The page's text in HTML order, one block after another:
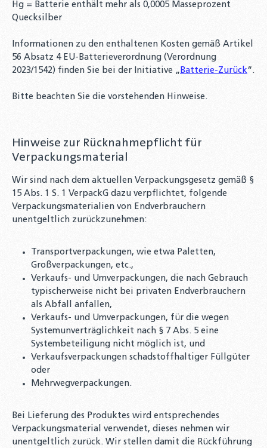
Hg = Batterie enthält mehr als 0,0005 Masseprozent
Quecksilber
Informationen zu den enthaltenen Kosten gemäß Artikel
56 Absatz 4 EU-Batterieverordnung (Verordnung
2023/1542) finden Sie bei der Initiative „Batterie-Zurück“.
Bitte beachten Sie die vorstehenden Hinweise.
Hinweise zur Rücknahmepflicht für
Verpackungsmaterial
Wir sind nach dem aktuellen Verpackungsgesetz gemäß §
15 Abs. 1 S. 1 VerpackG dazu verpflichtet, folgende
Verpackungsmaterialien von Endverbrauchern
unentgeltlich zurückzunehmen:
Transportverpackungen, wie etwa Paletten,
Großverpackungen, etc.,
Verkaufs- und Umverpackungen, die nach Gebrauch
typischerweise nicht bei privaten Endverbrauchern
als Abfall anfallen,
Verkaufs- und Umverpackungen, für die wegen
Systemunverträglichkeit nach § 7 Abs. 5 eine
Systembeteiligung nicht möglich ist, und
Verkaufsverpackungen schadstoffhaltiger Füllgüter
oder
Mehrwegverpackungen.
Bei Lieferung des Produktes wird entsprechendes
Verpackungsmaterial verwendet, dieses nehmen wir
unentgeltlich zurück. Wir stellen damit die Rückführung